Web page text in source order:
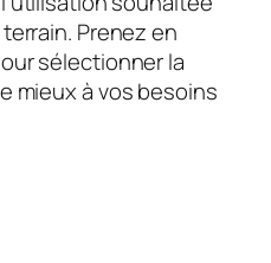
Prenez en
sélectionner la
mieux à vos besoins